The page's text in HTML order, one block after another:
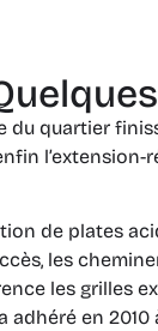
du quartier
de plates
les
les grilles
adhéré en